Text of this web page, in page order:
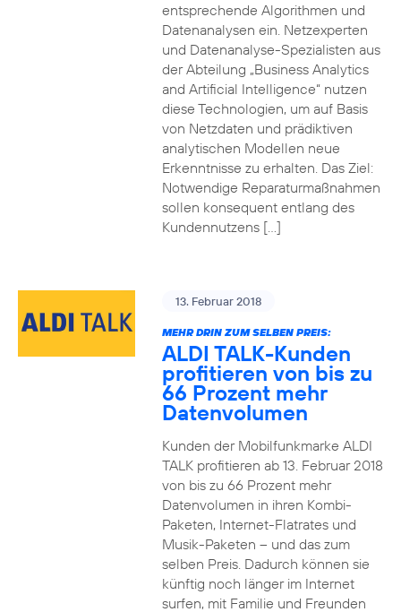
entsprechende Algorithmen und
Datenanalysen ein. Netzexperten
und Datenanalyse-Spezialisten aus
der Abteilung „Business Analytics
and Artificial Intelligence“ nutzen
diese Technologien, um auf Basis
von Netzdaten und prädiktiven
analytischen Modellen neue
Erkenntnisse zu erhalten. Das Ziel:
Notwendige Reparaturmaßnahmen
sollen konsequent entlang des
Kundennutzens […]
13. Februar 2018
MEHR DRIN ZUM SELBEN PREIS:
ALDI TALK-Kunden
profitieren von bis zu
66 Prozent mehr
Datenvolumen
Kunden der Mobilfunkmarke ALDI
TALK profitieren ab 13. Februar 2018
von bis zu 66 Prozent mehr
Datenvolumen in ihren Kombi-
Paketen, Internet-Flatrates und
Musik-Paketen – und das zum
selben Preis. Dadurch können sie
künftig noch länger im Internet
surfen, mit Familie und Freunden